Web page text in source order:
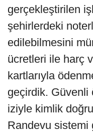
gerçekleştirilen
şehirlerdeki
edilebilmesini
ücretleri ile harç
kartlarıyla
geçirdik. Güvenli
iziyle kimlik
Randevu sistemi